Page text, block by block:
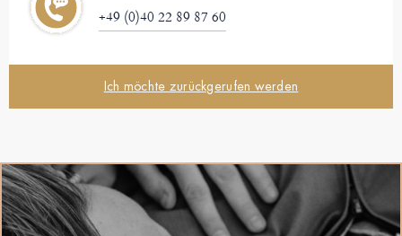
+49 (0)40 22 89 87 60
Ich möchte zurückgerufen werden